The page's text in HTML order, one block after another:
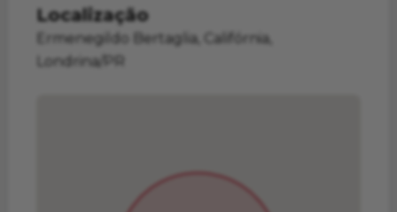
Localização
Ermenegildo Bertaglia, Califórnia,
Londrina/PR